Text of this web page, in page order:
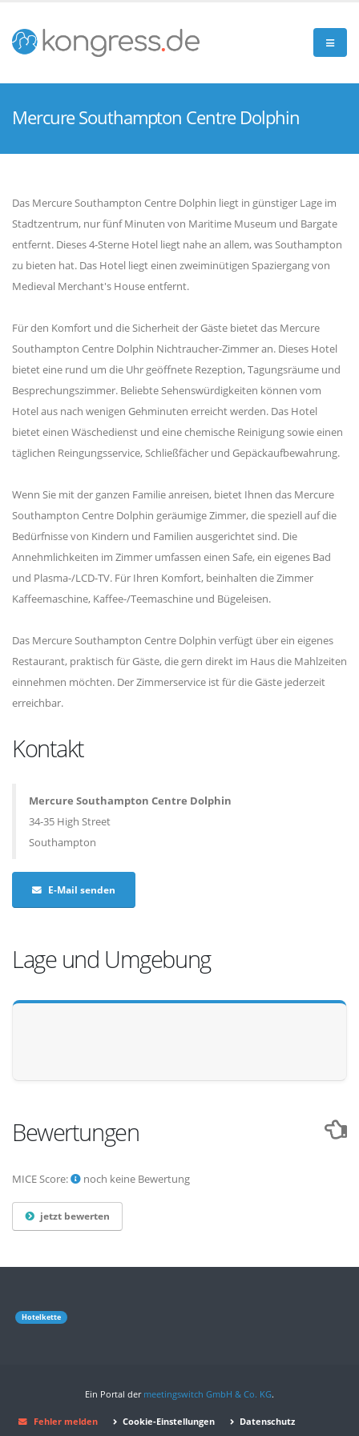
Mercure Southampton Centre Dolphin
Das Mercure Southampton Centre Dolphin liegt in günstiger Lage im
Stadtzentrum, nur fünf Minuten von Maritime Museum und Bargate
entfernt. Dieses 4-Sterne Hotel liegt nahe an allem, was Southampton
zu bieten hat. Das Hotel liegt einen zweiminütigen Spaziergang von
Medieval Merchant's House entfernt.
Für den Komfort und die Sicherheit der Gäste bietet das Mercure
Southampton Centre Dolphin Nichtraucher-Zimmer an. Dieses Hotel
bietet eine rund um die Uhr geöffnete Rezeption, Tagungsräume und
Besprechungszimmer. Beliebte Sehenswürdigkeiten können vom
Hotel aus nach wenigen Gehminuten erreicht werden. Das Hotel
bietet einen Wäschedienst und eine chemische Reinigung sowie einen
täglichen Reingungsservice, Schließfächer und Gepäckaufbewahrung.
Wenn Sie mit der ganzen Familie anreisen, bietet Ihnen das Mercure
Southampton Centre Dolphin geräumige Zimmer, die speziell auf die
Bedürfnisse von Kindern und Familien ausgerichtet sind. Die
Annehmlichkeiten im Zimmer umfassen einen Safe, ein eigenes Bad
und Plasma-/LCD-TV. Für Ihren Komfort, beinhalten die Zimmer
Kaffeemaschine, Kaffee-/Teemaschine und Bügeleisen.
Das Mercure Southampton Centre Dolphin verfügt über ein eigenes
Restaurant, praktisch für Gäste, die gern direkt im Haus die Mahlzeiten
einnehmen möchten. Der Zimmerservice ist für die Gäste jederzeit
erreichbar.
Kontakt
Mercure Southampton Centre Dolphin
34-35 High Street
Southampton
E-Mail senden
Lage und Umgebung
Bewertungen
MICE Score: noch keine Bewertung
jetzt bewerten
Hotelkette
Ein Portal der meetingswitch GmbH & Co. KG.
Fehler melden Cookie-Einstellungen Datenschutz